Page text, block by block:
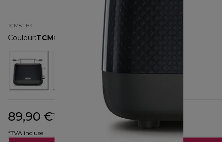
TCM811BK
Couleur:TCM811BK
89,90 €129,90 € prix original 129,90 €
*TVA incluse